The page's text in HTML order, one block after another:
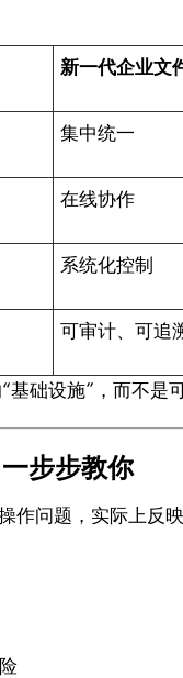
新一代企业文
集中统一
在线协作
系统化控制
可审计、可追
础设施”，而不是
步步教你
作问题，实际上反